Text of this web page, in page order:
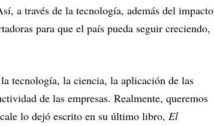
a través de la tecnología, además del impacto
para que el país pueda seguir creciendo,
tecnología, la ciencia, la aplicación de las
de las empresas. Realmente, queremos
lo dejó escrito en su último libro, El